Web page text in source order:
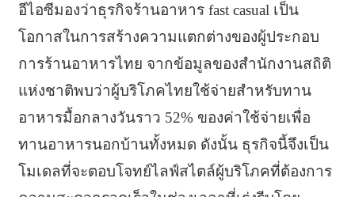
อีไอซีมองว่าธุรกิจร้านอาหาร fast casual เป็น
โอกาสในการสร้างความแตกต่างของผู้ประกอบ
การร้านอาหารไทย จากข้อมูลของสำนักงานสถิติ
แห่งชาติพบว่าผู้บริโภคไทยใช้จ่ายสำหรับทาน
อาหารมื้อกลางวันราว 52% ของค่าใช้จ่ายเพื่อ
ทานอาหารนอกบ้านทั้งหมด ดังนั้น ธุรกิจนี้จึงเป็น
โมเดลที่จะตอบโจทย์ไลฟ์สไตล์ผู้บริโภคที่ต้องการ